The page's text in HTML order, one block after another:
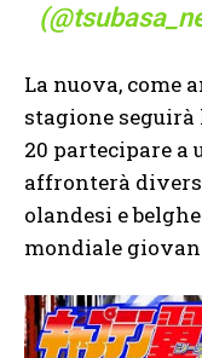
La nuova, come
stagione
20 partecipare a
affronterà
olandesi e
mondiale